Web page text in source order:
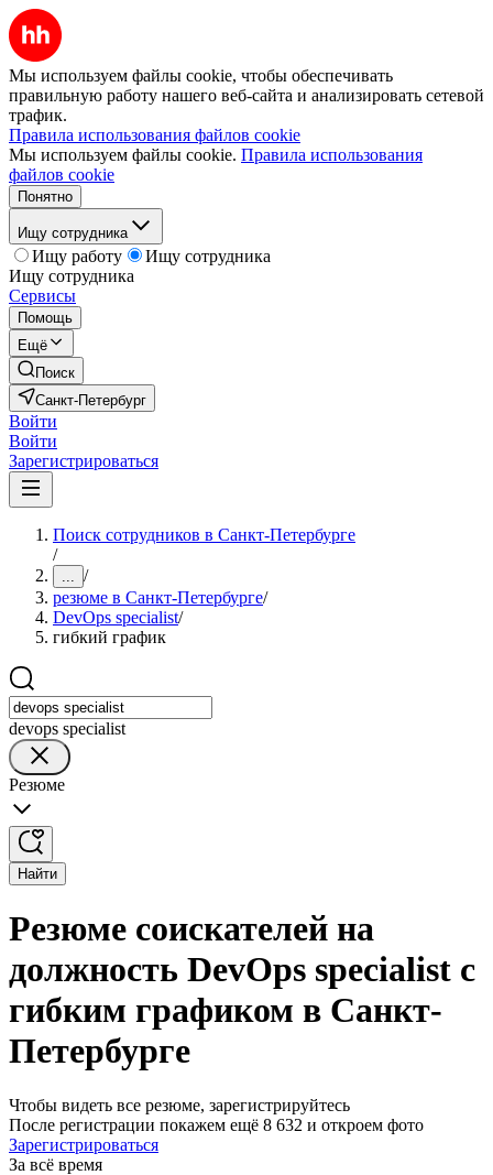
Мы используем файлы cookie, чтобы обеспечивать
правильную работу нашего веб-сайта и анализировать сетевой
трафик.
Правила использования файлов cookie
Мы используем файлы cookie. Правила использования
файлов cookie
Понятно
Ищу сотрудника
Ищу работу
Ищу сотрудника
Ищу сотрудника
Сервисы
Помощь
Ещё
Поиск
Санкт-Петербург
Войти
Войти
Зарегистрироваться
Поиск сотрудников в Санкт-Петербурге
/
... /
резюме в Санкт-Петербурге/
DevOps specialist/
гибкий график
devops specialist
Резюме
Найти
Резюме соискателей на
должность DevOps specialist с
гибким графиком в Санкт-
Петербурге
Чтобы видеть все резюме, зарегистрируйтесь
После регистрации покажем ещё 8 632 и откроем фото
Зарегистрироваться
За всё время